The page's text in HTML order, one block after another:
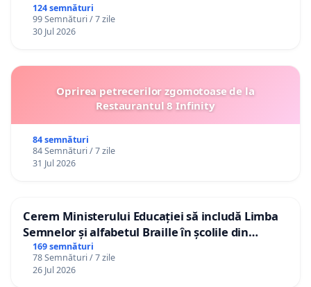
124 semnături
99 Semnături / 7 zile
30 Jul 2026
Oprirea petrecerilor zgomotoase de la
Restaurantul 8 Infinity
84 semnături
84 Semnături / 7 zile
31 Jul 2026
Cerem Ministerului Educației să includă Limba
Semnelor și alfabetul Braille în școlile din
Republica Moldova!
169 semnături
78 Semnături / 7 zile
26 Jul 2026